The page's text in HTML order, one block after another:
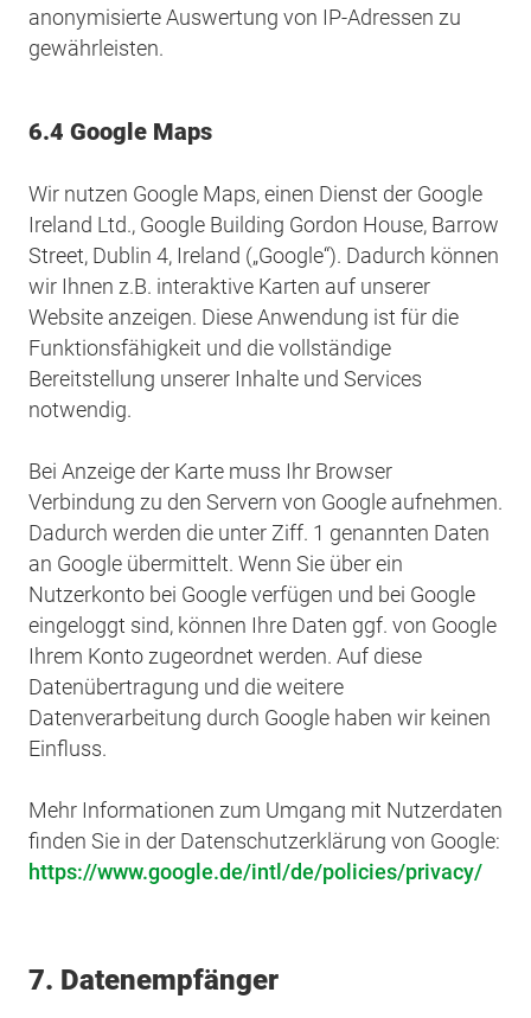
anonymisierte Auswertung von IP-Adressen zu
gewährleisten.
6.4 Google Maps
Wir nutzen Google Maps, einen Dienst der Google
Ireland Ltd., Google Building Gordon House, Barrow
Street, Dublin 4, Ireland („Google“). Dadurch können
wir Ihnen z.B. interaktive Karten auf unserer
Website anzeigen. Diese Anwendung ist für die
Funktionsfähigkeit und die vollständige
Bereitstellung unserer Inhalte und Services
notwendig.
Bei Anzeige der Karte muss Ihr Browser
Verbindung zu den Servern von Google aufnehmen.
Dadurch werden die unter Ziff. 1 genannten Daten
an Google übermittelt. Wenn Sie über ein
Nutzerkonto bei Google verfügen und bei Google
eingeloggt sind, können Ihre Daten ggf. von Google
Ihrem Konto zugeordnet werden. Auf diese
Datenübertragung und die weitere
Datenverarbeitung durch Google haben wir keinen
Einfluss.
Mehr Informationen zum Umgang mit Nutzerdaten
finden Sie in der Datenschutzerklärung von Google:
https://www.google.de/intl/de/policies/privacy/
7. Datenempfänger